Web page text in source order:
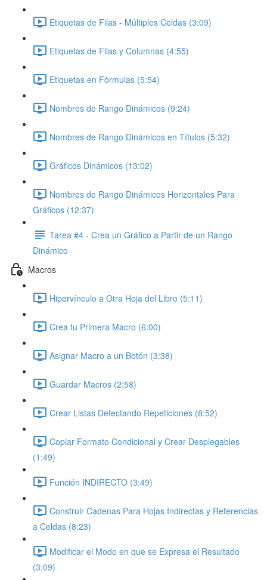
Etiquetas de Filas - Múltiples Celdas (3:09)
Etiquetas de Filas y Columnas (4:55)
Etiquetas en Fòrmulas (5:54)
Nombres de Rango Dinámicos (9:24)
Nombres de Rango Dinámicos en Títulos (5:32)
Gráficos Dinámicos (13:02)
Nombres de Rango Dinámicos Horizontales Para
Gráficos (12:37)
Tarea #4 - Crea un Gráfico a Partir de un Rango
Dinámico
Macros
Hipervínculo a Otra Hoja del Libro (5:11)
Crea tu Primera Macro (6:00)
Asignar Macro a un Botón (3:38)
Guardar Macros (2:58)
Crear Listas Detectando Repeticiones (8:52)
Copiar Formato Condicional y Crear Desplegables
(1:49)
Función INDIRECTO (3:49)
Construir Cadenas Para Hojas Indirectas y Referencias
a Celdas (8:23)
Modificar el Modo en que se Expresa el Resultado
(3:09)